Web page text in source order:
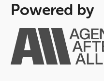
Powered by